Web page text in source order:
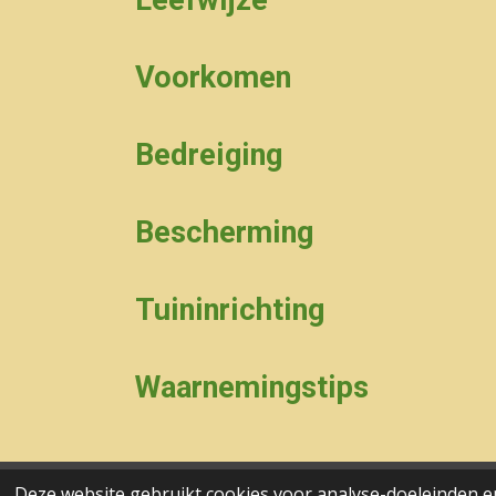
Voorkomen
Bedreiging
Bescherming
Tuininrichting
Waarnemingstips